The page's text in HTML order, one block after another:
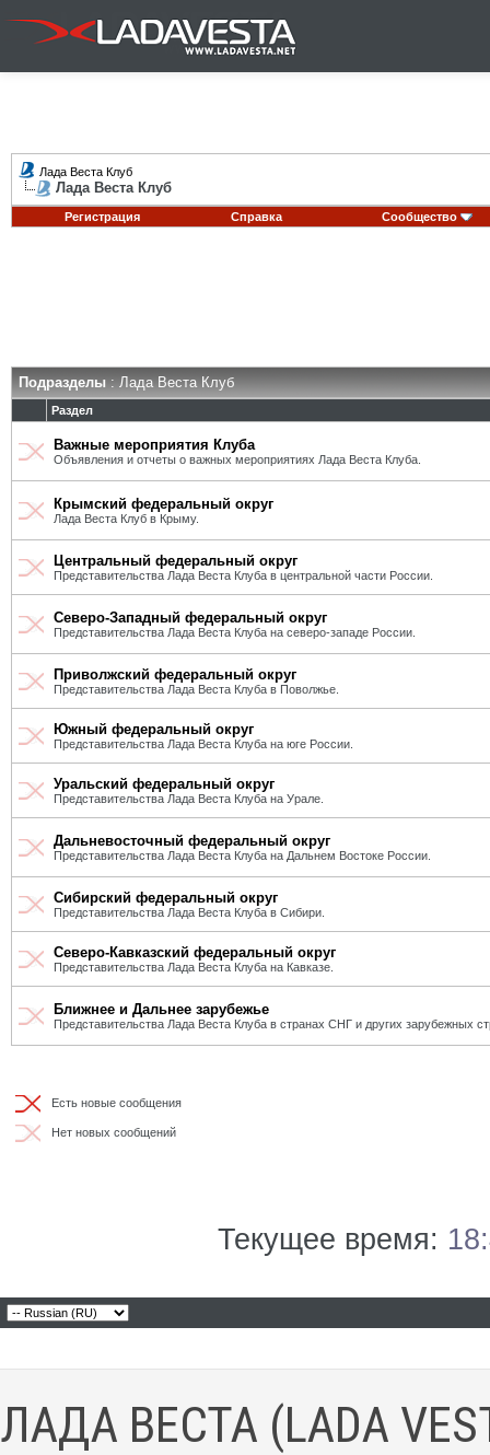
Лада Веста Клуб
Лада Веста Клуб
Регистрация Справка Сообщество
Подразделы: Лада Веста Клуб
Раздел
Важные мероприятия Клуба
Объявления и отчеты о важных мероприятиях Лада Веста Клуба.
Крымский федеральный округ
Лада Веста Клуб в Крыму.
Центральный федеральный округ
Представительства Лада Веста Клуба в центральной части России.
Северо-Западный федеральный округ
Представительства Лада Веста Клуба на северо-западе России.
Приволжский федеральный округ
Представительства Лада Веста Клуба в Поволжье.
Южный федеральный округ
Представительства Лада Веста Клуба на юге России.
Уральский федеральный округ
Представительства Лада Веста Клуба на Урале.
Дальневосточный федеральный округ
Представительства Лада Веста Клуба на Дальнем Востоке России.
Сибирский федеральный округ
Представительства Лада Веста Клуба в Сибири.
Северо-Кавказский федеральный округ
Представительства Лада Веста Клуба на Кавказе.
Ближнее и Дальнее зарубежье
Представительства Лада Веста Клуба в странах СНГ и других зарубежных
Есть новые сообщения
Нет новых сообщений
Текущее время:
ЛАДА ВЕСТА (LADA